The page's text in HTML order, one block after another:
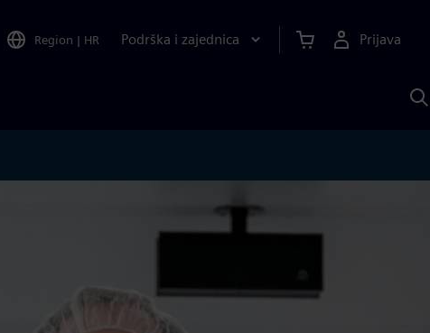
Region | HR Podrška i zajednica Prijava